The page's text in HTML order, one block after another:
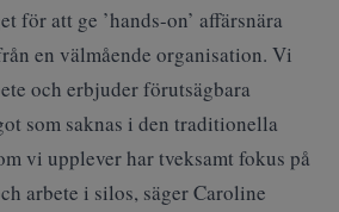
för att ge ’hands-on’ affärsnära
en välmående organisation. Vi
och erbjuder förutsägbara
som saknas i den traditionella
vi upplever har tveksamt fokus på
arbete i silos, säger Caroline